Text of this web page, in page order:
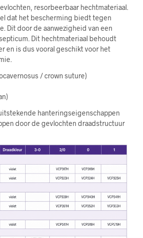
resorbeerbaar hechtmateriaal.
dat het bescherming biedt tegen
Dit door de aanwezigheid van een
Dit hechtmateriaal behoudt
en is dus vooral geschikt voor het
/ crown suture)
hanteringseigenschappen
door de gevlochten draadstructuur